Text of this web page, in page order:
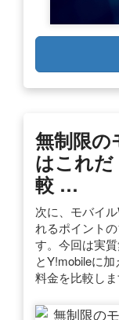
無制限
はこれだ
較 …
次に、モバイ
れるポイント
す。今回は実
とY!mobileに
料金を比較しま